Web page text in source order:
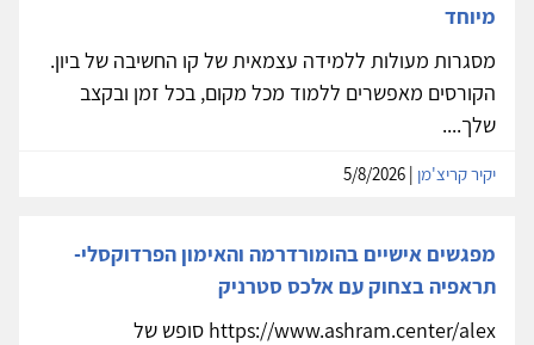
מיוחד
מסגרות מעולות ללמידה עצמאית של קו החשיבה של ביון.
הקורסים מאפשרים ללמוד מכל מקום, בכל זמן ובקצב
שלך....
יקיר קריצ'מן
מפגשים אישיים בהומורדרמה והאימון הפרדוקסלי-
תראפיה בצחוק עם אלכס סטרניק
https://www.ashram.center/alex סופש של